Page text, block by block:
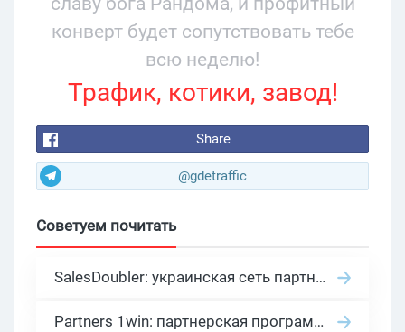
конверт будет сопутствовать тебе
всю неделю!
Трафик, котики, завод!
Share
@gdetraffic
Советуем почитать
SalesDoubler: украинская сеть партнерских программ с оплатой за действие
Partners 1win: партнерская программа казино в нише гемблинг арбитраж